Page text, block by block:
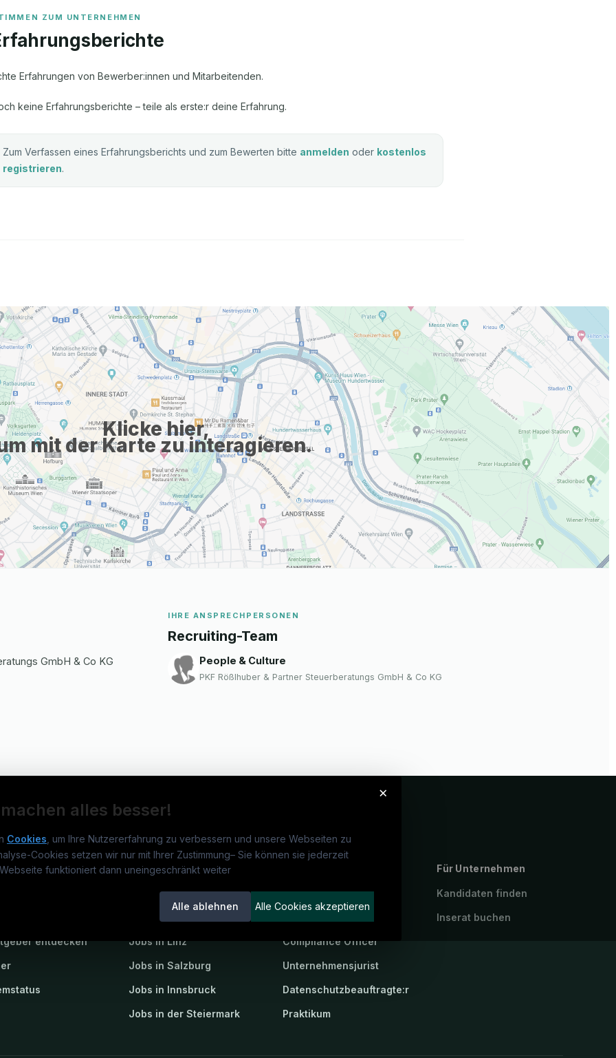
Erfahrungen von Bewerber:innen und Mitarbeitenden.
keine Erfahrungsberichte – teile als erste:r deine Erfahrung.
Zum Verfassen eines Erfahrungsberichts und zum Bewerten bitte anmelden oder kostenlos
registrieren.
Klicke hier,
mit der Karte zu interagieren.
GmbH & Co KG
IHRE ANSPRECHPERSONEN
Recruiting-Team
People & Culture
PKF Rößlhuber & Partner Steuerberatungs GmbH & Co KG
×
alles besser!
Cookies , um Ihre Nutzererfahrung zu verbessern und unsere Webseiten zu
Cookies setzen wir nur mit Ihrer Zustimmung– Sie können sie jederzeit
funktioniert dann uneingeschränkt weiter
Alle ablehnen Alle Cookies akzeptieren
entdecken
Jobs
Jobs in Wien
Jobs in Linz
Jobs in Salzburg
Jobs in Innsbruck
Jobs in der Steiermark
Steuerrecht
Compliance Officer
Unternehmensjurist
Datenschutzbeauftragte:r
Praktikum
Für Unternehmen
Kandidaten finden
Inserat buchen